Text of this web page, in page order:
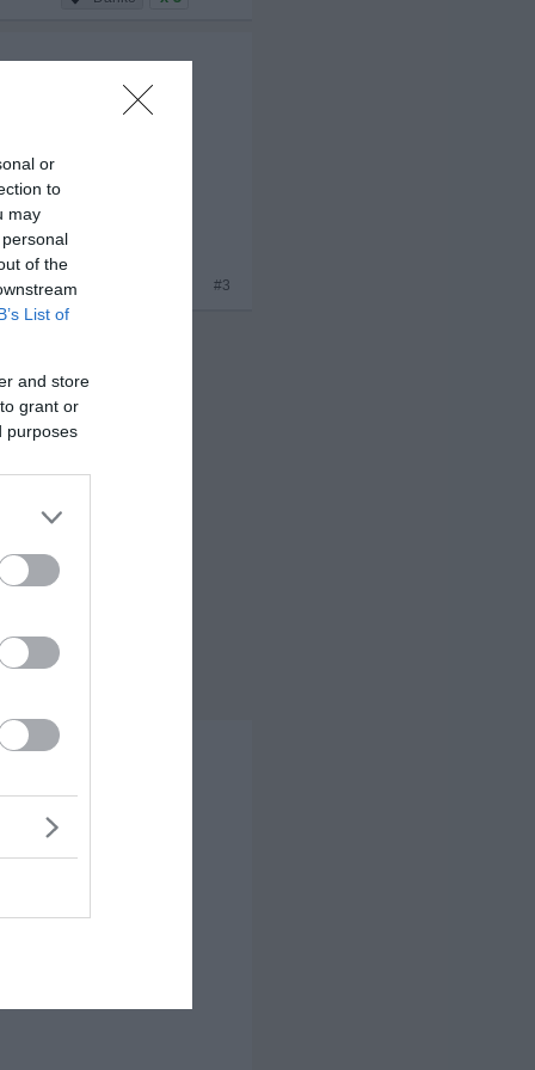
or
to
may
of the
List of
and store
grant or
purposes
#3